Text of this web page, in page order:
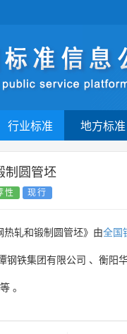
行业标准 地方标准
制圆管坯
性 现行
轧和锻制圆管坯》由全国
钢铁集团有限公司 、 衡阳
。